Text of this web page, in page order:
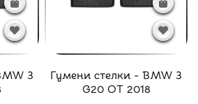
3
Гумени стелки - BMW 3
G20 ОТ 2018